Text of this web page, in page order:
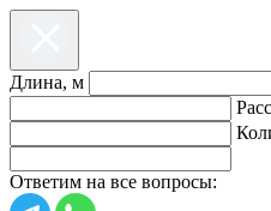
Длина, м
Ответим на все вопросы: